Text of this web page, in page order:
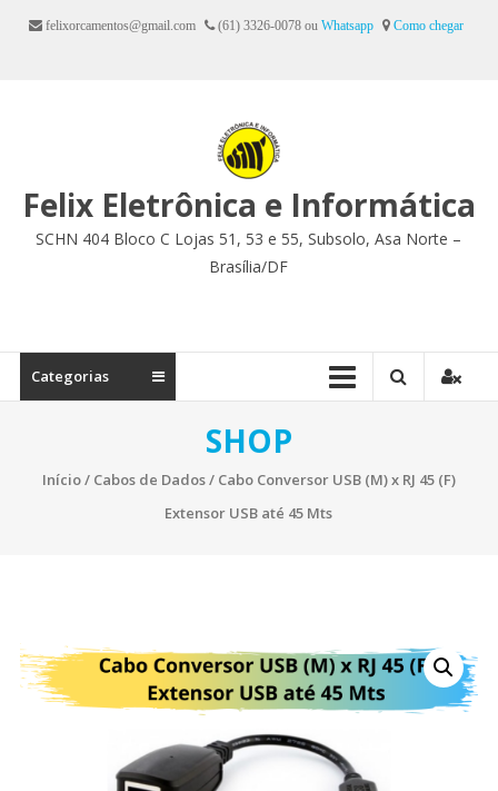
para
felixorcamentos@gmail.com (61) 3326-0078 ou Whatsapp Como chegar
Felix Eletrônica e Informática
SCHN 404 Bloco C Lojas 51, 53 e 55, Subsolo, Asa Norte –
Brasília/DF
Categorias
SHOP
Início/ Cabos de Dados/ Cabo Conversor USB (M) x RJ 45 (F)
Extensor USB até 45 Mts